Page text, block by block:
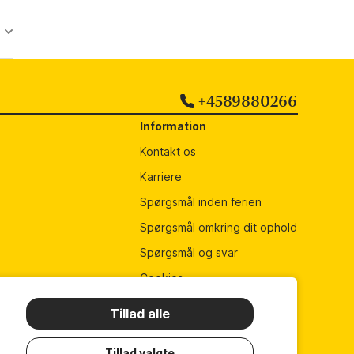
Tillad alle
+4589880266
Information
Kontakt os
Karriere
Spørgsmål inden ferien
Spørgsmål omkring dit ophold
Spørgsmål og svar
Cookies
Lejebetingelser